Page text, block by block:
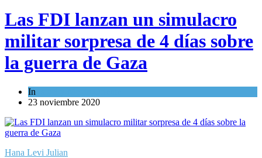
Las FDI lanzan un simulacro
militar sorpresa de 4 días sobre
la guerra de Gaza
In
23 noviembre 2020
Hana Levi Julian